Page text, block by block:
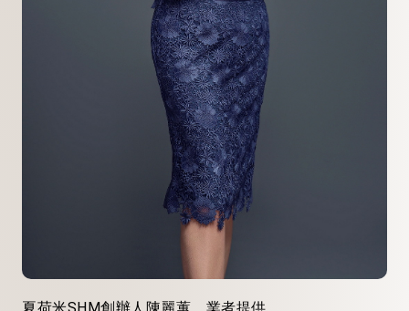
夏荷米SHM創辦人陳麗蕙。業者提供